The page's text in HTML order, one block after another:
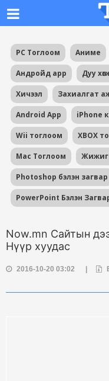
PC Тоглоом Аниме
Андройд app Дуу
Хичээл Захиалгат
Android App iPhone
Wii тоглоом XBOX
Mac Тоглоом Жижиг
Photoshop бэлэн загвар
PowerPoint Бэлэн
Now.mn Сайтын
Нүүр хуудас
2016-10-20 03:02